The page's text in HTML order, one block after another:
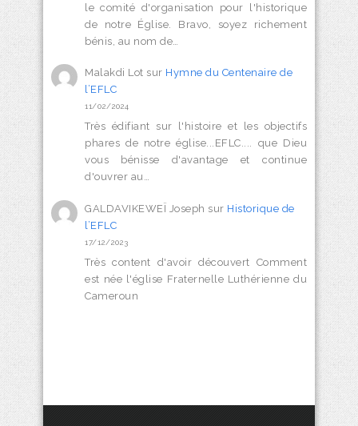
le comité d'organisation pour l'historique
de notre Église. Bravo, soyez richement
bénis, au nom de…
Malakdi Lot sur Hymne du Centenaire de
l’EFLC
11/02/2024
Très édifiant sur l'histoire et les objectifs
phares de notre église...EFLC.... que Dieu
vous bénisse d'avantage et continue
d'ouvrer au…
GALDAVIKEWEÏ Joseph sur Historique de
l’EFLC
17/12/2023
Très content d'avoir découvert Comment
est née l'église Fraternelle Luthérienne du
Cameroun